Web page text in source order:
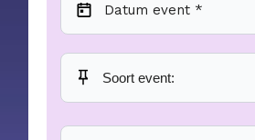
Datum event *